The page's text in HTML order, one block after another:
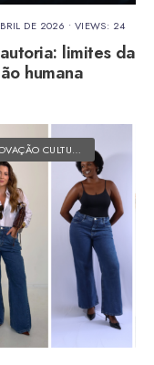
DE 2026 • VIEWS: 24
limites da
humana
INOVAÇÃO CULTURAL •